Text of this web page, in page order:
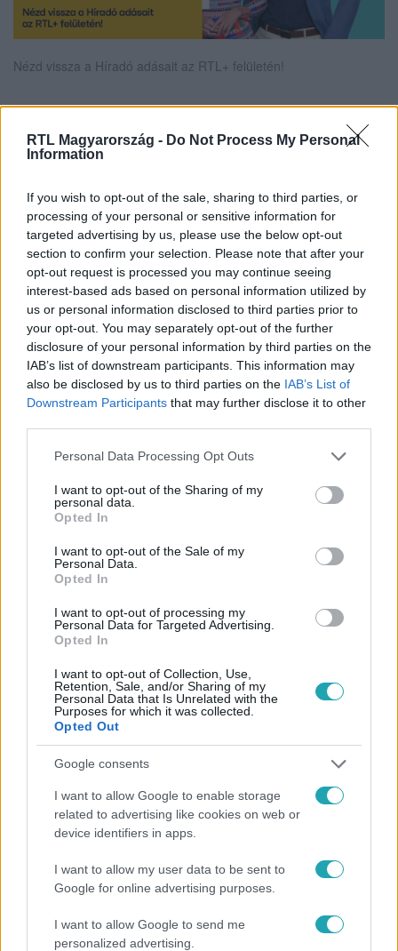
RTL Magyarország - Do Not Process My Personal
Information
If you wish to opt-out of the sale, sharing to third parties, or
processing of your personal or sensitive information for
targeted advertising by us, please use the below opt-out
section to confirm your selection. Please note that after your
opt-out request is processed you may continue seeing
interest-based ads based on personal information utilized by
us or personal information disclosed to third parties prior to
your opt-out. You may separately opt-out of the further
disclosure of your personal information by third parties on the
IAB’s list of downstream participants. This information may
also be disclosed by us to third parties on the IAB’s List of
Downstream Participants that may further disclose it to other
Please note that this website/app uses one or more Google
not limited to your visit or usage behaviour. You may click to
grant or deny consent to Google and its third-party tags to
use your data for below specified purposes in below Google
consent section.
Personal Data Processing Opt Outs
I want to opt-out of the Sharing of my
personal data.
Opted In
I want to opt-out of the Sale of my
Personal Data.
Opted In
I want to opt-out of processing my
Personal Data for Targeted Advertising.
Opted In
I want to opt-out of Collection, Use,
Retention, Sale, and/or Sharing of my
Personal Data that Is Unrelated with the
Purposes for which it was collected.
Opted Out
Google consents
I want to allow Google to enable storage
related to advertising like cookies on web or
device identifiers in apps.
I want to allow my user data to be sent to
Google for online advertising purposes.
I want to allow Google to send me
personalized advertising.
Nézd vissza a Híradó adásait az RTL+ felületén!
Itt állítsd be, hogy az RTL.hu az elsők között
legyen a Google-találatokban!
Kövess minket, és értesülj a friss hírekről a
Facebookon is!
Követem
HÍRADÓ #
OLAJFESTMÉNY #FIATAL # ORVOS GÁZOLÁS
SEGÍTSÉG
Népszerű